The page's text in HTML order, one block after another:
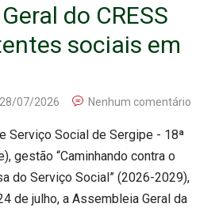
do CRESS
sociais em
28/07/2026 Nenhum comentário
Serviço Social de Sergipe - 18ª
gestão “Caminhando contra o
do Serviço Social” (2026-2029),
de julho, a Assembleia Geral da